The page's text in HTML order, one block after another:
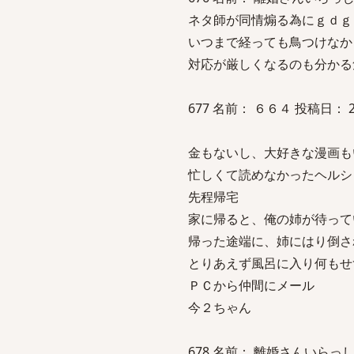
ネタ師が同情煽る為にｇｄ
いつまで経っても鳥つけな
対応が厳しくなるのも分か
677 名前： ６６４ 投稿日：
金もないし、大好きな漫画
忙しくて読めなかったヘル
先程帰宅
家に帰ると、俺の姉が待っ
帰った途端に、姉にはり倒
とりあえず風呂に入り何も
ＰＣから仲間にメール
今２ちゃん